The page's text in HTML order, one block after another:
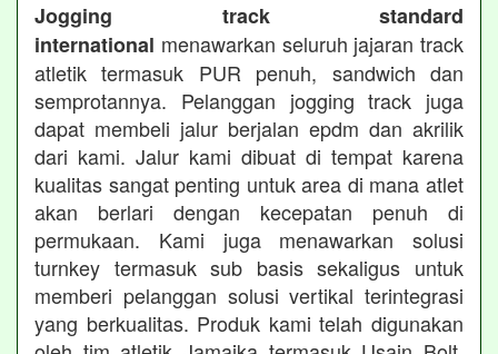
Jogging track standard
international menawarkan seluruh jajaran track
atletik termasuk PUR penuh, sandwich dan
semprotannya. Pelanggan jogging track juga
dapat membeli jalur berjalan epdm dan akrilik
dari kami. Jalur kami dibuat di tempat karena
kualitas sangat penting untuk area di mana atlet
akan berlari dengan kecepatan penuh di
permukaan. Kami juga menawarkan solusi
turnkey termasuk sub basis sekaligus untuk
memberi pelanggan solusi vertikal terintegrasi
yang berkualitas. Produk kami telah digunakan